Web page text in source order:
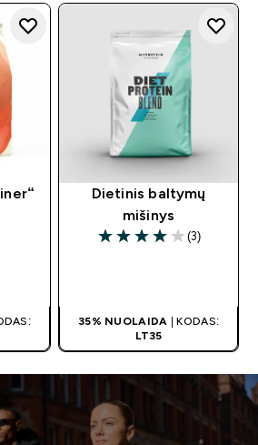
Dietinis baltymų
mišinys
4 out of 5 stars
(3)
35% NUOLAIDA | KODAS:
LT35